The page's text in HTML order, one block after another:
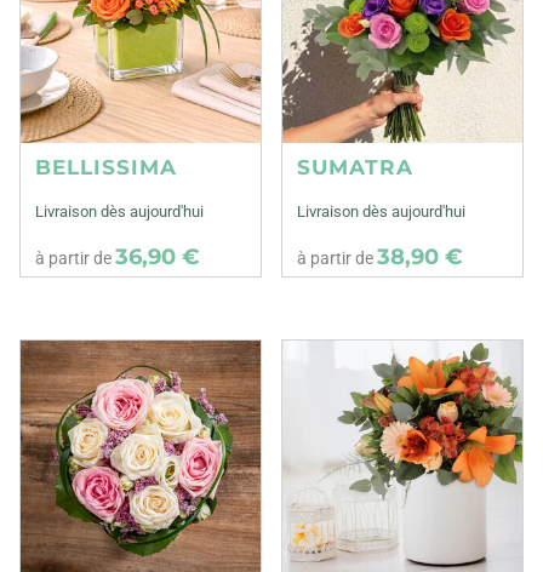
BELLISSIMA
Livraison dès aujourd'hui
à partir de36,90 €
SUMATRA
Livraison dès aujourd'hui
à partir de38,90 €